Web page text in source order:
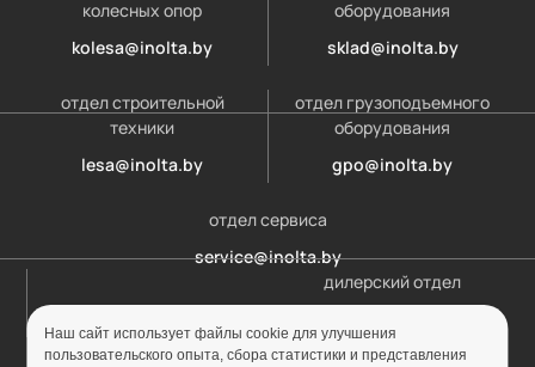
колесных опор
kolesa@inolta.by
оборудования
sklad@inolta.by
отдел строительной
техники
lesa@inolta.by
отдел грузоподъемного
оборудования
gpo@inolta.by
отдел сервиса
service@inolta.by
дилерский отдел
Наш сайт использует файлы cookie для улучшения
пользовательского опыта, сбора статистики и представления